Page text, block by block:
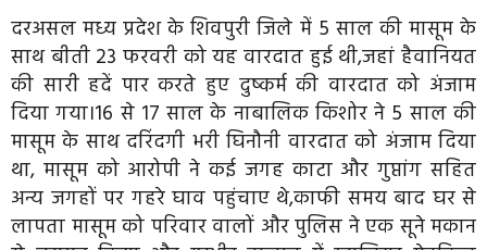
दरअसल मध्य प्रदेश के शिवपुरी जिले में 5 साल की मासूम के
साथ बीती 23 फरवरी को यह वारदात हुई थी,जहां हैवानियत
की सारी हदें पार करते हुए दुष्कर्म की वारदात को अंजाम
दिया गया।16 से 17 साल के नाबालिक किशोर ने 5 साल की
मासूम के साथ दरिंदगी भरी घिनौनी वारदात को अंजाम दिया
था, मासूम को आरोपी ने कई जगह काटा और गुप्तांग सहित
अन्य जगहों पर गहरे घाव पहुंचाए थे,काफी समय बाद घर से
लापता मासूम को परिवार वालों और पुलिस ने एक सूने मकान